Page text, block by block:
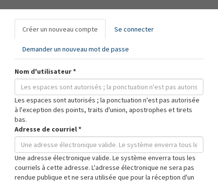
Onglets
principaux
Créer un nouveau compte (onglet
actif)
Se connecter
Demander un nouveau mot de passe
Nom d'utilisateur*
Les espaces sont autorisés ; la ponctuation n'est pas autorisée
à l'exception des points, traits d'union, apostrophes et tirets
bas.
Adresse de courriel*
Une adresse électronique valide. Le système enverra tous les
courriels à cette adresse. L'adresse électronique ne sera pas
rendue publique et ne sera utilisée que pour la réception d'un